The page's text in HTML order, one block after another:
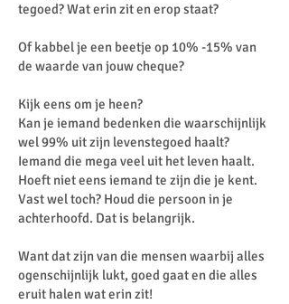
tegoed? Wat erin zit en erop staat?
Of kabbel je een beetje op 10% -15% van
de waarde van jouw cheque?
Kijk eens om je heen?
Kan je iemand bedenken die waarschijnlijk
wel 99% uit zijn levenstegoed haalt?
Iemand die mega veel uit het leven haalt.
Hoeft niet eens iemand te zijn die je kent.
Vast wel toch? Houd die persoon in je
achterhoofd. Dat is belangrijk.
Want dat zijn van die mensen waarbij alles
ogenschijnlijk lukt, goed gaat en die alles
eruit halen wat erin zit!